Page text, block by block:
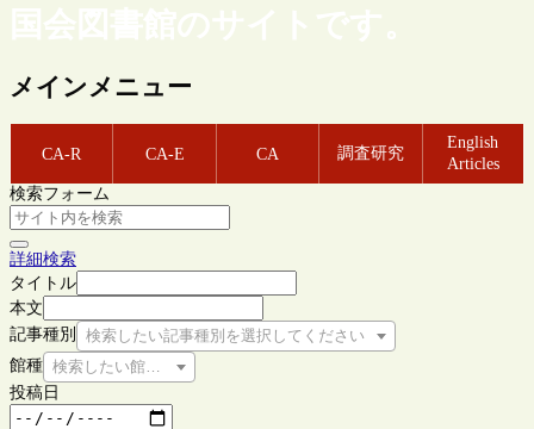
国会図書館のサイトです。
メインメニュー
CA-R CA-E CA 調査研究
English
Articles
検索フォーム
詳細検索
タイトル
本文
記事種別
検索したい記事種別を選択してください
館種 検索したい館種を選択してください
投稿日